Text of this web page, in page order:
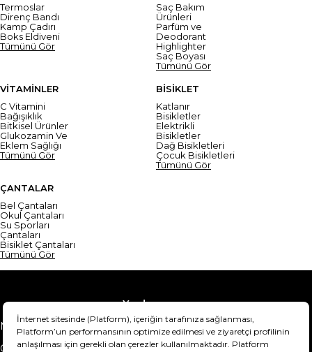
Termoslar
Direnç Bandı
Kamp Çadırı
Boks Eldiveni
Tümünü Gör
Saç Bakım
Ürünleri
Parfüm ve
Deodorant
Highlighter
Saç Boyası
Tümünü Gör
VİTAMİNLER
C Vitamini
Bağışıklık
Bitkisel Ürünler
Glukozamin Ve
Eklem Sağlığı
Tümünü Gör
BİSİKLET
Katlanır
Bisikletler
Elektrikli
Bisikletler
Dağ Bisikletleri
Çocuk Bisikletleri
Tümünü Gör
ÇANTALAR
Bel Çantaları
Okul Çantaları
Su Sporları
Çantaları
Bisiklet Çantaları
Tümünü Gör
Yardım
Mesafeli Satış Sözleşmesi
Teslimat Bilgisi
Gizlilik Sözleşmesi
Şartlar & Koşullar